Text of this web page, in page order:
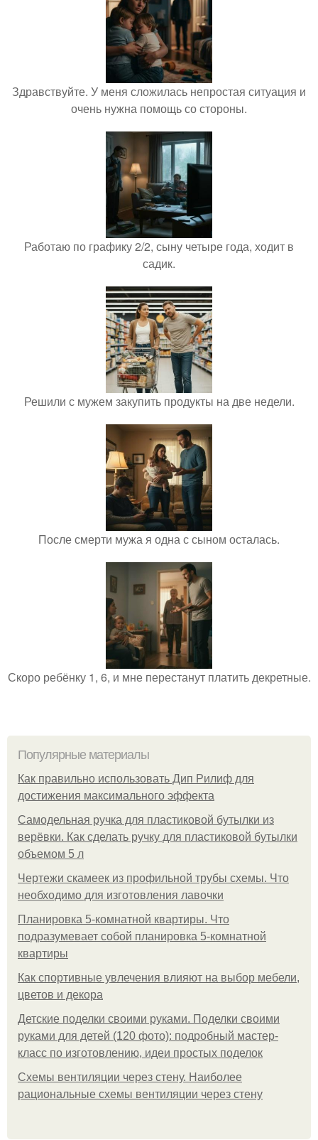
Здравствуйте. У меня сложилась непростая ситуация и
очень нужна помощь со стороны.
Работаю по графику 2/2, сыну четыре года, ходит в
садик.
Решили с мужем закупить продукты на две недели.
После смерти мужа я одна с сыном осталась.
Скоро ребёнку 1, 6, и мне перестанут платить декретные.
Популярные материалы
Как правильно использовать Дип Рилиф для
достижения максимального эффекта
Самодельная ручка для пластиковой бутылки из
верёвки. Как сделать ручку для пластиковой бутылки
объемом 5 л
Чертежи скамеек из профильной трубы схемы. Что
необходимо для изготовления лавочки
Планировка 5-комнатной квартиры. Что
подразумевает собой планировка 5-комнатной
квартиры
Как спортивные увлечения влияют на выбор мебели,
цветов и декора
Детские поделки своими руками. Поделки своими
руками для детей (120 фото): подробный мастер-
класс по изготовлению, идеи простых поделок
Схемы вентиляции через стену. Наиболее
рациональные схемы вентиляции через стену